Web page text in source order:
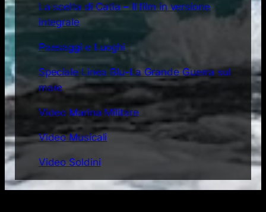
La scelta di Catia – Il film in versione
integrale
Paesaggi e Luoghi
Speciale Linea Blu-La Grande Guerra sul
mare
Video Marina Militare
Video Musicali
Video Soldini